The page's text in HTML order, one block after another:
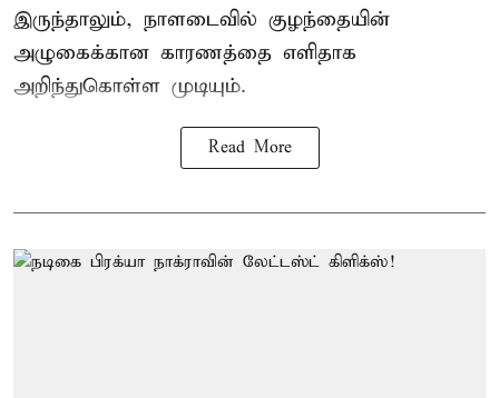
இருந்தாலும், நாளடைவில் குழந்தையின்
அழுகைக்கான காரணத்தை எளிதாக
அறிந்துகொள்ள முடியும்.
Read More